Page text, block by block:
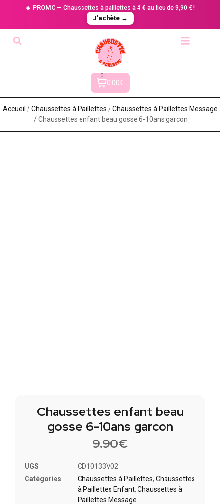
🔥 PROMO — Chaussettes à paillettes à 4 € au lieu de 9,90 € !
J'achète →
0
0.00€
Accueil /Chaussettes à Paillette​s /Chaussettes à Paillettes Message​
/ Chaussettes enfant beau gosse 6-10ans garcon
Chaussettes enfant beau
gosse 6-10ans garcon
9.90€
UGS
CD10133V02
Catégories
Chaussettes à Paillette​s, Chaussettes
à Paillettes Enfant​, Chaussettes à
Paillettes Message​